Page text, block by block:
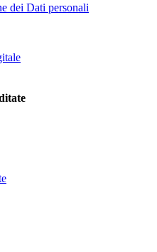
dei Dati personali